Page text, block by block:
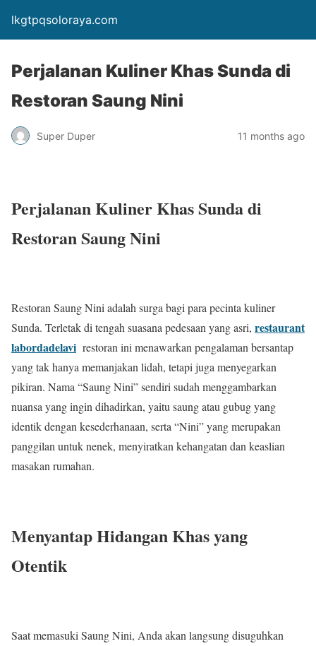
lkgtpqsoloraya.com
Perjalanan Kuliner Khas Sunda di
Restoran Saung Nini
Super Duper 11 months ago
Perjalanan Kuliner Khas Sunda di
Restoran Saung Nini
Restoran Saung Nini adalah surga bagi para pecinta kuliner
Sunda. Terletak di tengah suasana pedesaan yang asri, restaurant
labordadelavi restoran ini menawarkan pengalaman bersantap
yang tak hanya memanjakan lidah, tetapi juga menyegarkan
pikiran. Nama “Saung Nini” sendiri sudah menggambarkan
nuansa yang ingin dihadirkan, yaitu saung atau gubug yang
identik dengan kesederhanaan, serta “Nini” yang merupakan
panggilan untuk nenek, menyiratkan kehangatan dan keaslian
masakan rumahan.
Menyantap Hidangan Khas yang
Otentik
Saat memasuki Saung Nini, Anda akan langsung disuguhkan